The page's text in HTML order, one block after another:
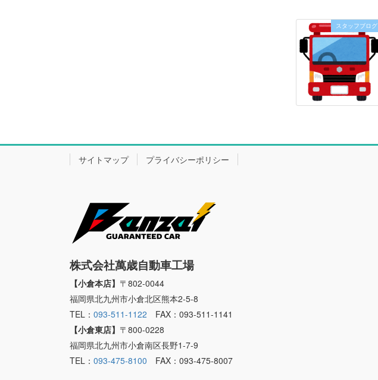
スタッフブログ
サイトマップ プライバシーポリシー
株式会社萬歳自動車工場
【小倉本店】 〒802-0044
福岡県北九州市小倉北区熊本2-5-8
TEL： 093-511-1122 FAX：093-511-1141
【小倉東店】 〒800-0228
福岡県北九州市小倉南区長野1-7-9
TEL： 093-475-8100 FAX：093-475-8007